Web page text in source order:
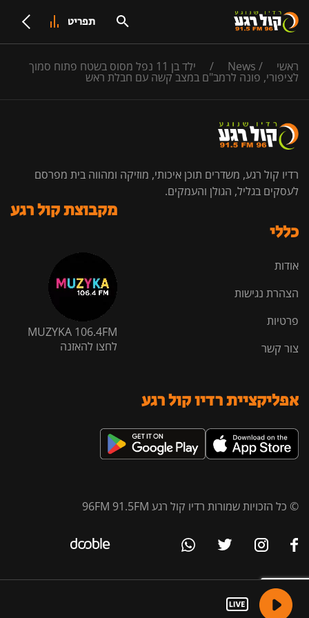
תפריט
ראשי /
News
/ ילד בן 11 נפל מסוס בשטח פתוח סמוך
לציפורי, פונה לרמב"ם במצב קשה עם חבלת ראש
רדיו קול רגע, משדרים תוכן איכותי, מוזיקה ומהווה בית מפרסם
לעסקים בגליל, הגולן והעמקים.
כללי
אודות
הצהרת נגישות
פרטיות
צור קשר
מקבוצת קול רגע
MUZYKA 106.4FM
לחצו להאזנה
אפליקציית רדיו קול רגע
© כל הזכויות שמורות רדיו קול רגע 96FM 91.5FM